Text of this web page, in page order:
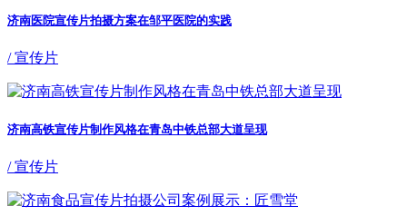
济南医院宣传片拍摄方案在邹平医院的实践
/ 宣传片
济南高铁宣传片制作风格在青岛中铁总部大道呈现
/ 宣传片